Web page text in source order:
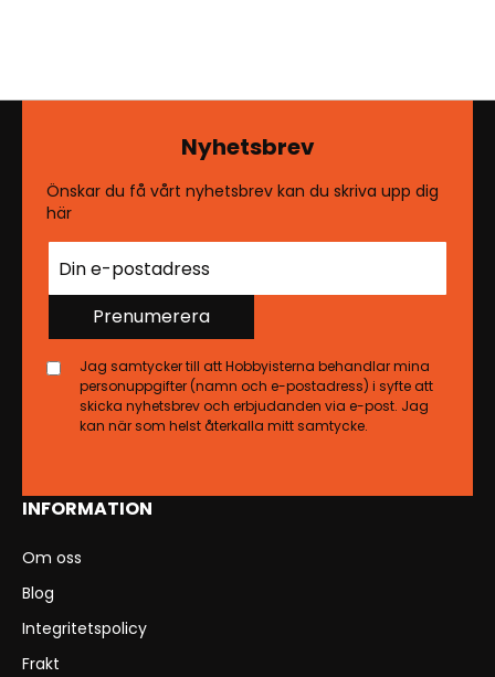
INFORMATION
Om oss
Blog
Integritetspolicy
Frakt
Nyhetsbrev
Önskar du få vårt nyhetsbrev kan du skriva upp dig
här
Prenumerera
Jag samtycker till att Hobbyisterna behandlar mina
personuppgifter (namn och e-postadress) i syfte att
skicka nyhetsbrev och erbjudanden via e-post. Jag
kan när som helst återkalla mitt samtycke.